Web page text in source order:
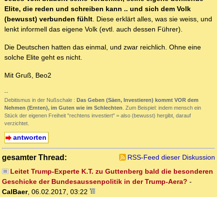
Elite, die reden und schreiben kann .. und sich dem Volk
(bewusst) verbunden fühlt. Diese erklärt alles, was sie weiss, und
lenkt informell das eigene Volk (evtl. auch dessen Führer).
Die Deutschen hatten das einmal, und zwar reichlich. Ohne eine
solche Elite geht es nicht.
Mit Gruß, Beo2
--
Debitismus in der Nußschale : Das Geben (Säen, Investieren) kommt VOR dem
Nehmen (Ernten), im Guten wie im Schlechten. Zum Beispiel: indem mensch ein
Stück der eigenen Freiheit "rechtens investiert" = also (bewusst) hergibt, darauf
verzichtet.
antworten
gesamter Thread:
RSS-Feed dieser Diskussion
Leitet Trump-Experte K.T. zu Guttenberg bald die besonderen
Geschicke der Bundesaussenpolitik in der Trump-Aera? -
CalBaer, 06.02.2017, 03:22